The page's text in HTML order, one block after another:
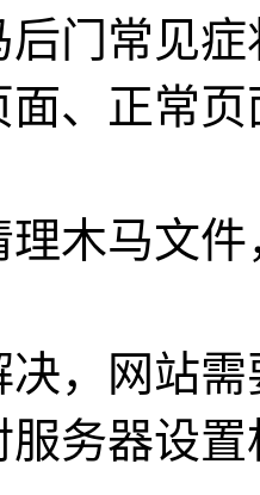
后门常见
、正常
木马文
，网站
务器设